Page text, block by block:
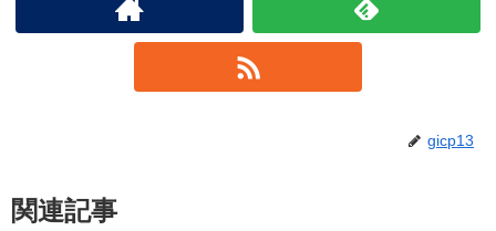
gicp13
関連記事